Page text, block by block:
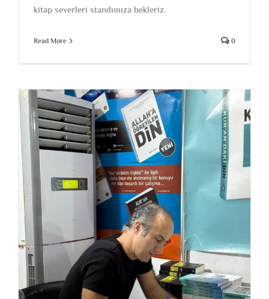
kitap severleri standımıza bekleriz.
Read More 0